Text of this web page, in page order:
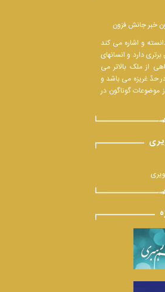
خبر جانش فزون
و اشاره می کند
دارد و انسانهای
از ملک بالاتر می
حدّ غریزه می باشد و
موضوعات گوناگون در